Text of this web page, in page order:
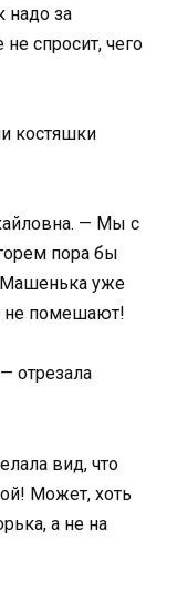
надо за
спросит, чего
костяшки
— Мы с
пора бы
Машенька уже
не помешают!
отрезала
вид, что
Может, хоть
а не на